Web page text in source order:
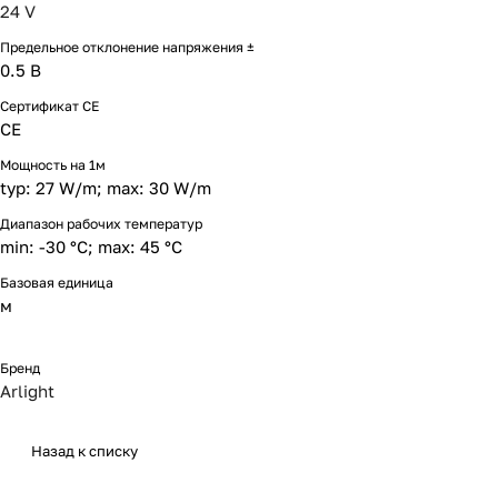
24 V
Предельное отклонение напряжения ±
0.5 В
Сертификат CE
CE
Мощность на 1м
typ: 27 W/m; max: 30 W/m
Диапазон рабочих температур
min: -30 °C; max: 45 °C
Базовая единица
м
Бренд
Arlight
Назад к списку